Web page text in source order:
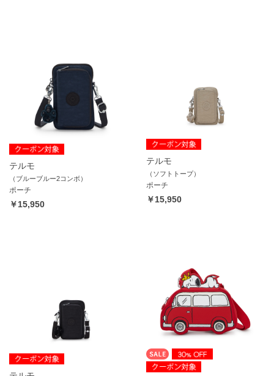
テルモ
（ブルーブルー2コンボ）
ポーチ
￥15,950
テルモ
（ソフトトープ）
ポーチ
￥15,950